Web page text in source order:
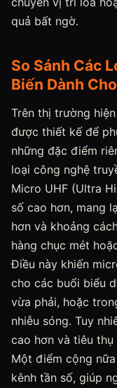
quả bất ngờ.
So Sánh Các
Biến Dành
Trên thị trường
được thiết kế để
những đặc điểm
loại công nghệ
Micro UHF (Ultra
số cao hơn, mang
hơn và khoảng
hàng chục mét
Điều này khiến
cho các buổi biểu
vừa phải, hoặc
nhiễu sóng. Tuy
cao hơn và tiêu thụ
Một điểm cộng
kênh tần số, giúp